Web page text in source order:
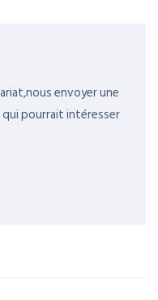
envoyer une
pourrait intéresser